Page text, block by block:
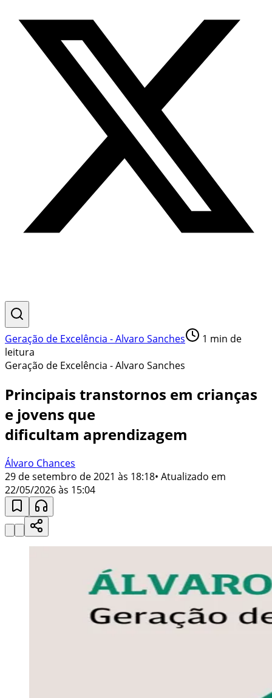
Geração de Excelência - Alvaro Sanches 1 min de
leitura
Geração de Excelência - Alvaro Sanches
Principais transtornos em crianças
e jovens que
dificultam aprendizagem
Álvaro Chances
29 de setembro de 2021 às 18:18• Atualizado em
22/05/2026 às 15:04